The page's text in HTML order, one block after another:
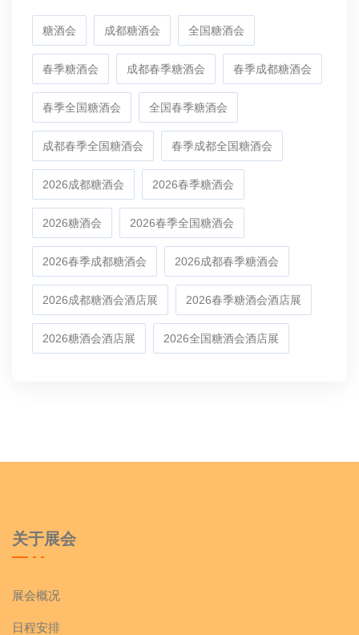
糖酒会 成都糖酒会 全国糖酒会
春季糖酒会 成都春季糖酒会 春季成都糖酒会
春季全国糖酒会 全国春季糖酒会
成都春季全国糖酒会 春季成都全国糖酒会
2026成都糖酒会 2026春季糖酒会
2026糖酒会 2026春季全国糖酒会
2026春季成都糖酒会 2026成都春季糖酒会
2026成都糖酒会酒店展 2026春季糖酒会酒店展
2026糖酒会酒店展 2026全国糖酒会酒店展
关于展会
展会概况
日程安排